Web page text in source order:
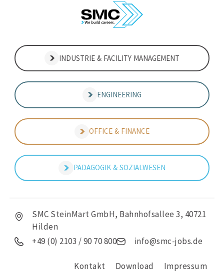
INDUSTRIE & FACILITY MANAGEMENT
ENGINEERING
OFFICE & FINANCE
PÄDAGOGIK & SOZIALWESEN
SMC SteinMart GmbH, Bahnhofsallee 3, 40721
Hilden
+49 (0) 2103 / 90 70 800
info@smc-jobs.de
Kontakt Download
Impressum